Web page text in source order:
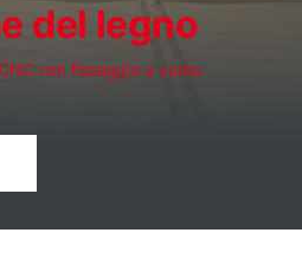
del legno
con fissaggio a vuoto